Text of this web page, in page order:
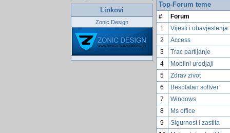
Linkovi
Zonic Design
Top-Forum teme
#
Forum
1
Vijesti i obavjestenja
2
Access
3
Trac partijanje
4
Mobilni uredjaji
5
Zdrav zivot
6
Besplatan softver
7
Windows
8
Ms office
9
Sigurnost i zastita